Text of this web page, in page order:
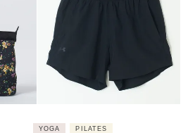
YOGA PILATES